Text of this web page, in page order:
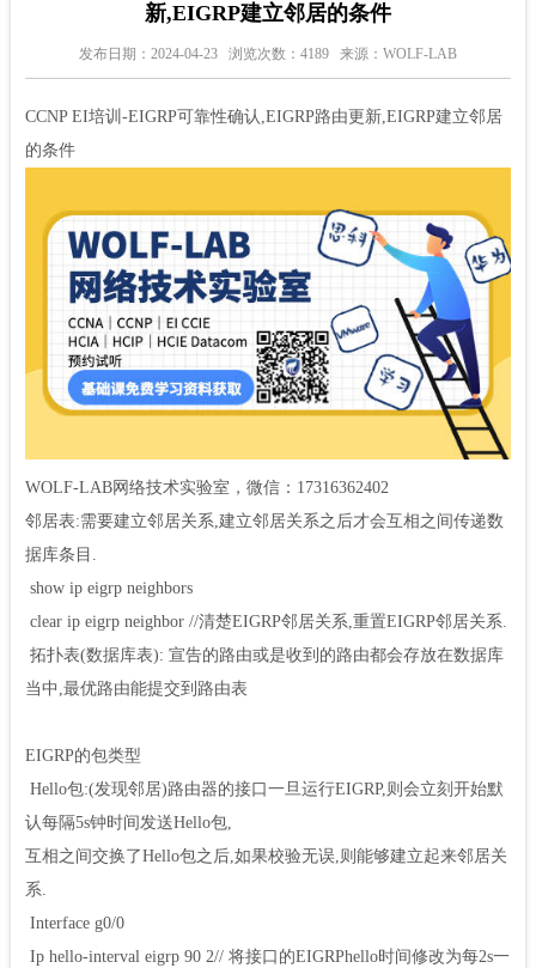
新,EIGRP建立邻居的条件
发布日期：2024-04-23 浏览次数：4189 来源：WOLF-LAB
CCNP EI培训-EIGRP可靠性确认,EIGRP路由更新,EIGRP建立邻居
的条件
WOLF-LAB网络技术实验室，微信：17316362402
邻居表:需要建立邻居关系,建立邻居关系之后才会互相之间传递数
据库条目.
show ip eigrp neighbors
clear ip eigrp neighbor //清楚EIGRP邻居关系,重置EIGRP邻居关系.
拓扑表(数据库表): 宣告的路由或是收到的路由都会存放在数据库
当中,最优路由能提交到路由表
EIGRP的包类型
Hello包:(发现邻居)路由器的接口一旦运行EIGRP,则会立刻开始默
认每隔5s钟时间发送Hello包,
互相之间交换了Hello包之后,如果校验无误,则能够建立起来邻居关
系.
Interface g0/0
Ip hello-interval eigrp 90 2// 将接口的EIGRPhello时间修改为每2s一